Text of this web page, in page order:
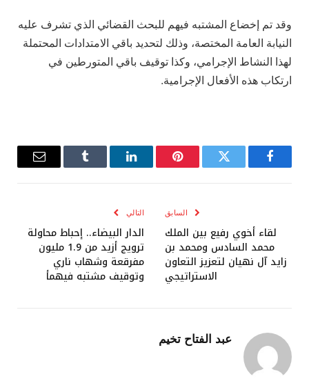
وقد تم إخضاع المشتبه فيهم للبحث القضائي الذي تشرف عليه
النيابة العامة المختصة، وذلك لتحديد باقي الامتدادات المحتملة
لهذا النشاط الإجرامي، وكذا توقيف باقي المتورطين في
ارتكاب هذه الأفعال الإجرامية.
فيسبوك تويتر بينتيريستلينكدإن Tumblr
البريد
السابق
لقاء أخوي رفيع بين الملك
محمد السادس ومحمد بن
زايد آل نهيان لتعزيز التعاون
الاستراتيجي
التالي
الدار البيضاء.. إحباط محاولة
ترويج أزيد من 1.9 مليون
مفرقعة وشهاب ناري
وتوقيف مشتبه فيهمأ
عبد الفتاح تخيم